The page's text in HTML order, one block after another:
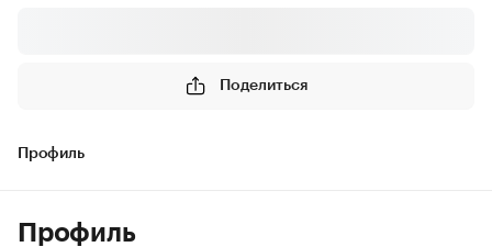
Поделиться
Профиль
Профиль